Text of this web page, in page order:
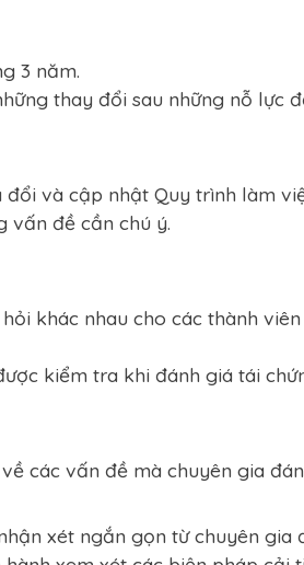
3 năm.
thay đổi sau những nỗ lực
và cập nhật Quy trình làm
vấn đề cần chú ý.
khác nhau cho các thành
kiểm tra khi đánh giá tái
các vấn đề mà chuyên gia
xét ngắn gọn từ chuyên gia